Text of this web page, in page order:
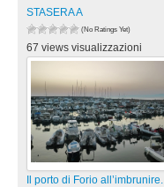
STASERA A
(No Ratings Yet)
67 views visualizzazioni
Il porto di Forio all’imbrunire.